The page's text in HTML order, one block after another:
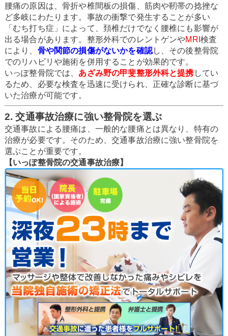
腰痛の原因は、骨折や椎間板の損傷、筋肉や靭帯の捻挫な
ど多岐にわたります。事故の衝撃で発生することが多い
「むち打ち症」によって、頚椎だけでなく腰椎にも影響が
出る場合があります。整形外科でのレントゲンやMRI 検査
により、 骨や関節の損傷がないかを確認し、その後整骨院
でのリハビリや施術を併用することが効果的です。
いっぽ整骨院では、 あざみ野の甲斐整形外科と提携してい
るため、必要な検査を迅速に受けられ、正確な診断に基づ
いた治療が可能です。
2. 交通事故治療に強い整骨院を選ぶ
交通事故による腰痛は、一般的な腰痛とは異なり、特有の
治療が必要です。そのため、交通事故治療に強い整骨院を
選ぶことが重要です。
【いっぽ整骨院の交通事故治療】